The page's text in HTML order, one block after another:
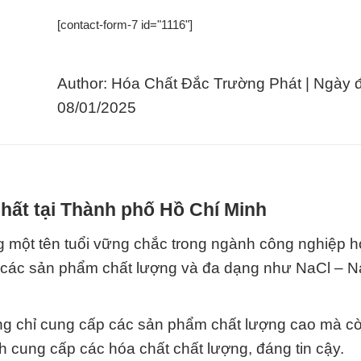
[contact-form-7 id="1116"]
Author: Hóa Chất Đắc Trường Phát | Ngày
08/01/2025
tại Thành phố Hồ Chí Minh
tên tuổi vững chắc trong ngành công nghiệp
sản phẩm chất lượng và đa dạng như NaCl –
chỉ cung cấp các sản phẩm chất lượng cao mà
cung cấp các hóa chất chất lượng, đáng tin cậy.